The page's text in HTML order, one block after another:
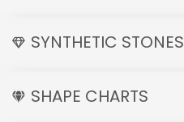
SYNTHETIC STONES
SHAPE CHARTS